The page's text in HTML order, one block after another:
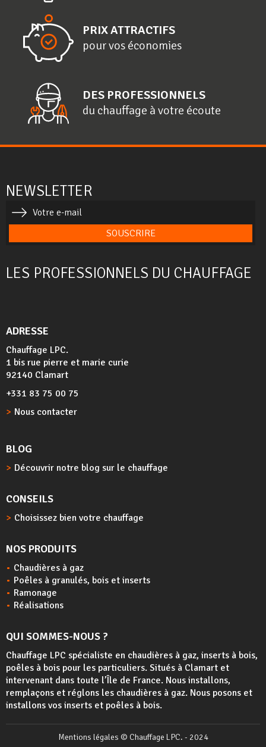
PRIX ATTRACTIFS
pour vos économies
DES PROFESSIONNELS
du chauffage à votre écoute
NEWSLETTER
SOUSCRIRE
LES PROFESSIONNELS DU CHAUFFAGE
ADRESSE
Chauffage LPC.
1 bis rue pierre et marie curie
92140 Clamart
+331 83 75 00 75
Nous contacter
BLOG
Découvrir notre blog sur le chauffage
CONSEILS
Choisissez bien votre chauffage
NOS PRODUITS
Chaudières à gaz
Poêles à granulés, bois et inserts
Ramonage
Réalisations
QUI SOMMES-NOUS ?
Chauffage LPC spécialiste en chaudières à gaz, inserts à bois,
poêles à bois pour les particuliers. Situés à Clamart et
intervenant dans toute l’Île de France. Nous installons,
remplaçons et réglons les chaudières à gaz. Nous posons et
installons vos inserts et poêles à bois.
Mentions légales © Chauffage LPC. - 2024